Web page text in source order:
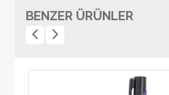
BENZER ÜRÜNLER